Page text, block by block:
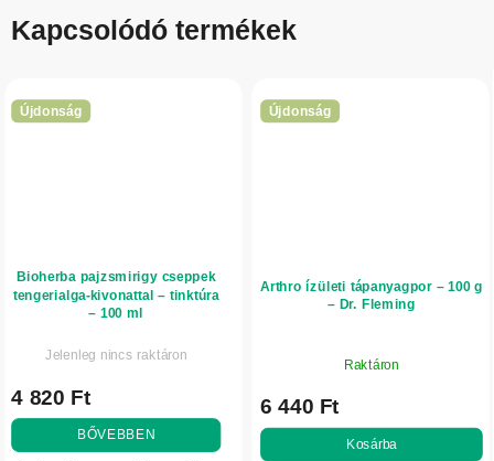
Kapcsolódó termékek
Újdonság
Bioherba pajzsmirigy cseppek
tengerialga-kivonattal – tinktúra
– 100 ml
Jelenleg nincs raktáron
4 820 Ft
BŐVEBBEN
Újdonság
Arthro ízületi tápanyagpor – 100 g
– Dr. Fleming
Raktáron
6 440 Ft
Kosárba